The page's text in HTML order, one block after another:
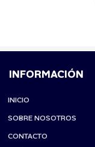
INFORMACIÓN
INICIO
SOBRE NOSOTROS
CONTACTO